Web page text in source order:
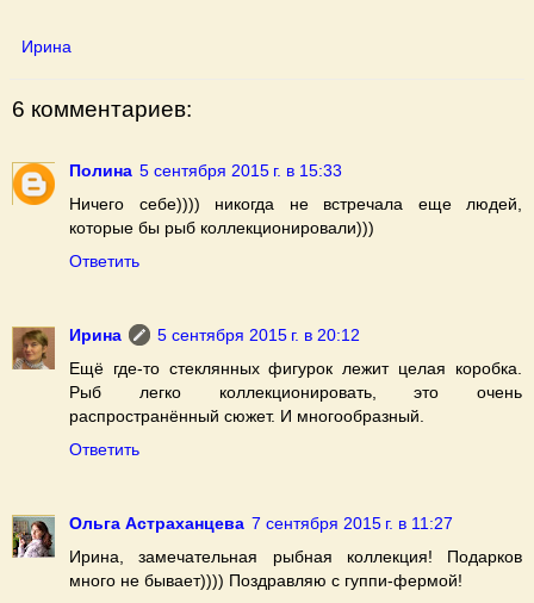
Ирина
6 комментариев:
Полина 5 сентября 2015 г. в 15:33
Ничего себе)))) никогда не встречала еще людей,
которые бы рыб коллекционировали)))
Ответить
Ирина
5 сентября 2015 г. в 20:12
Ещё где-то стеклянных фигурок лежит целая коробка.
Рыб легко коллекционировать, это очень
распространённый сюжет. И многообразный.
Ответить
Ольга Астраханцева 7 сентября 2015 г. в 11:27
Ирина, замечательная рыбная коллекция! Подарков
много не бывает)))) Поздравляю с гуппи-фермой!